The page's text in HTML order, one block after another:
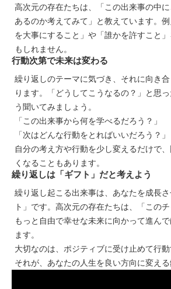
高次元の存在たちは、「この出来事の中
あるのか考えてみて」と教えています。
を大事にすること」や「誰かを許すこと
もしれません。
行動次第で未来は変わる
繰り返しのテーマに気づき、それに向き
ります。「どうしてこうなるの？」と思
う聞いてみましょう。
「この出来事から何を学べるだろう？」
「次はどんな行動をとればいいだろう？」
自分の考え方や行動を少し変えるだけで
くなることもあります。
繰り返しは「ギフト」だと考えよう
繰り返し起こる出来事は、あなたを成長
ト」です。高次元の存在たちは、「このチ
もっと自由で幸せな未来に向かって進ん
ます。
大切なのは、ポジティブに受け止めて行動
それが、あなたの人生を良い方向に変える